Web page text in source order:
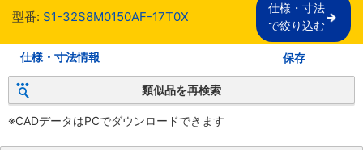
型番: S1-32S8M0150AF-17T0X
仕様・寸法
で絞り込む
仕様・寸法情報 保存
類似品を再検索
※CADデータはPCでダウンロードできます